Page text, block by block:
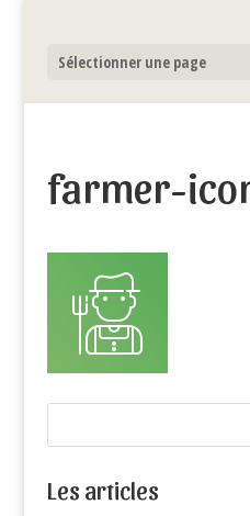
Sélectionner une page
farmer-
Les articles